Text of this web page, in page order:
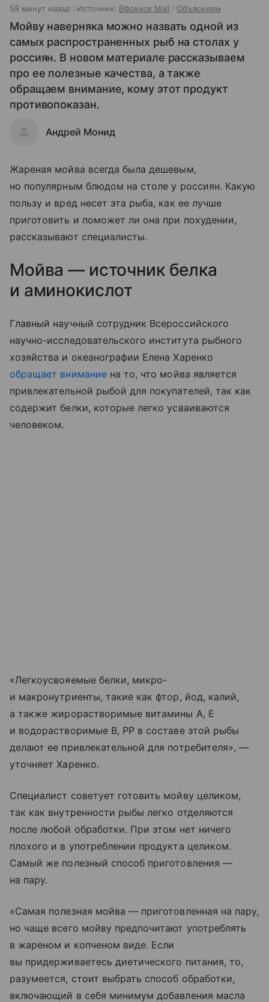
58 минут назад Источник: ВФокусе Mail Объясняем
Мойву наверняка можно назвать одной из
самых распространенных рыб на столах у
россиян. В новом материале рассказываем
про ее полезные качества, а также
обращаем внимание, кому этот продукт
противопоказан.
Андрей Монид
Жареная мойва всегда была дешевым,
но популярным блюдом на столе у россиян. Какую
пользу и вред несет эта рыба, как ее лучше
приготовить и поможет ли она при похудении,
рассказывают специалисты.
Мойва — источник белка
и аминокислот
Главный научный сотрудник Всероссийского
научно-исследовательского института рыбного
хозяйства и океанографии Елена Харенко
обращает вниманиена то, что мойва является
привлекательной рыбой для покупателей, так как
содержит белки, которые легко усваиваются
человеком.
«Легкоусвояемые белки, микро-
и макронутриенты, такие как фтор, йод, калий,
а также жирорастворимые витамины А, Е
и водорастворимые В, РР в составе этой рыбы
делают ее привлекательной для потребителя», —
уточняет Харенко.
Специалист советует готовить мойву целиком,
так как внутренности рыбы легко отделяются
после любой обработки. При этом нет ничего
плохого и в употреблении продукта целиком.
Самый же полезный способ приготовления —
на пару.
«Самая полезная мойва — приготовленная на пару,
но чаще всего мойву предпочитают употреблять
в жареном и копченом виде. Если
вы придерживаетесь диетического питания, то,
разумеется, стоит выбрать способ обработки,
включающий в себя минимум добавления масла